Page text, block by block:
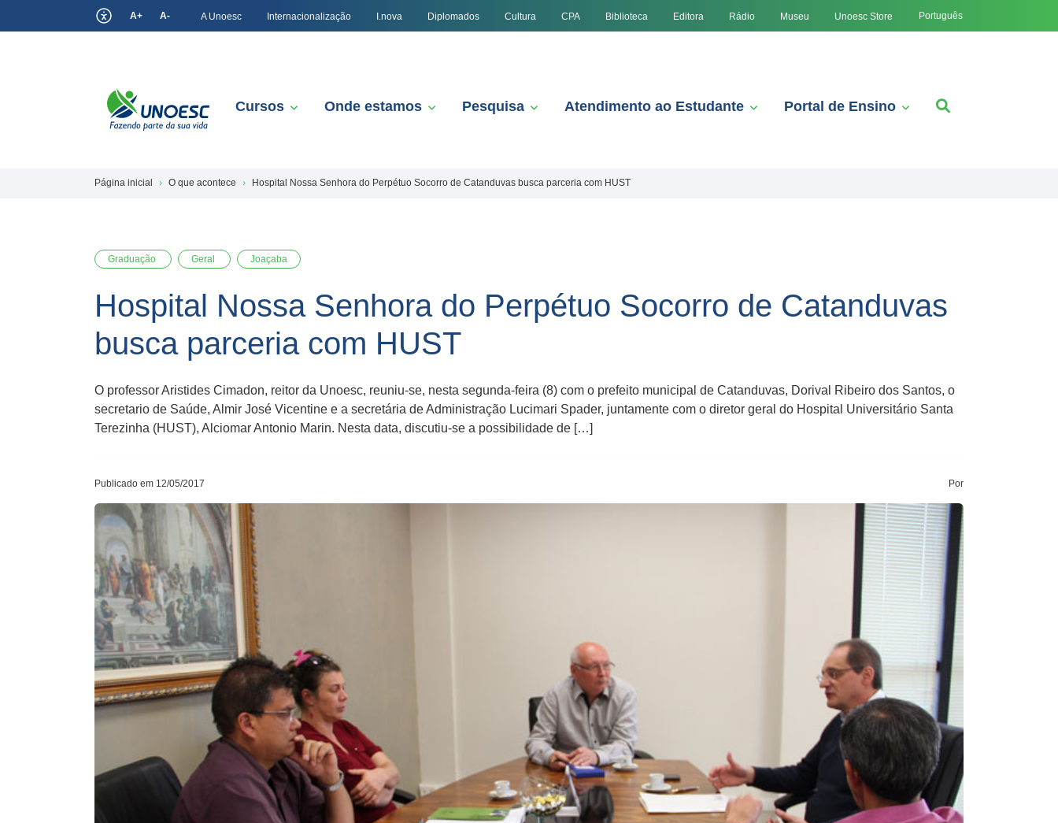
A+ A- A Unoesc Internacionalização I.nova Diplomados Cultura CPA Biblioteca Editora Rádio Museu Unoesc Store Português
Cursos Onde estamos Pesquisa Atendimento ao Estudante Portal de Ensino
Página inicial O que acontece Hospital Nossa Senhora do Perpétuo Socorro de Catanduvas busca parceria com HUST
Graduação Geral Joaçaba
Hospital Nossa Senhora do Perpétuo Socorro de Catanduvas
busca parceria com HUST
O professor Aristides Cimadon, reitor da Unoesc, reuniu-se, nesta segunda-feira (8) com o prefeito municipal de Catanduvas, Dorival Ribeiro dos Santos, o
secretario de Saúde, Almir José Vicentine e a secretária de Administração Lucimari Spader, juntamente com o diretor geral do Hospital Universitário Santa
Terezinha (HUST), Alciomar Antonio Marin. Nesta data, discutiu-se a possibilidade de […]
Publicado em 12/05/2017 Por